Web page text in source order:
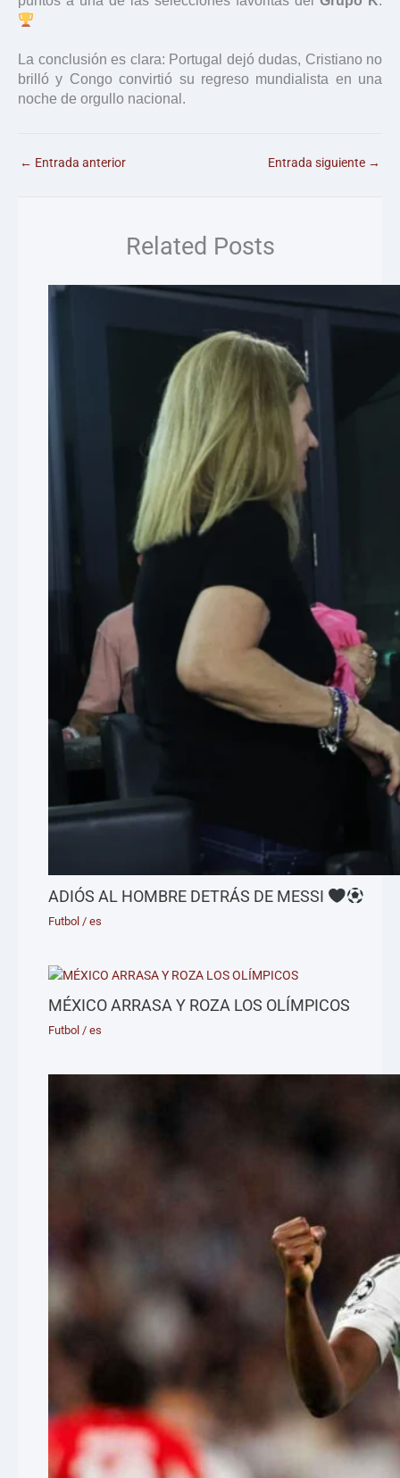
La conclusión es clara: Portugal dejó dudas, Cristiano no
brilló y Congo convirtió su regreso mundialista en una
noche de orgullo nacional.
← Entrada anterior Entrada siguiente →
Related Posts
ADIÓS AL HOMBRE DETRÁS DE MESSI
Futbol /es
MÉXICO ARRASA Y ROZA LOS OLÍMPICOS
Futbol /es